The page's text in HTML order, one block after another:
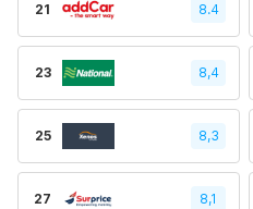
21 8.4
23 8,4
25 8,3
27 8,1